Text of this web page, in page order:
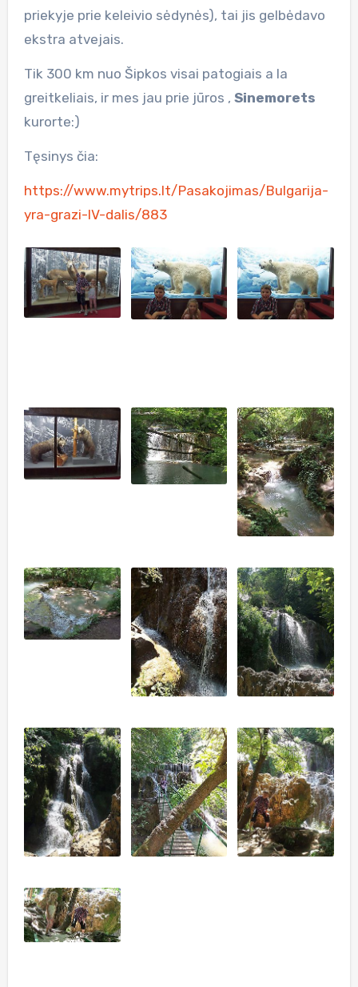
priekyje prie keleivio sėdynės), tai jis gelbėdavo
ekstra atvejais.
Tik 300 km nuo Šipkos visai patogiais a la
greitkeliais, ir mes jau prie jūros , Sinemorets
kurorte:)
Tęsinys čia:
https://www.mytrips.lt/Pasakojimas/Bulgarija-
yra-grazi-IV-dalis/883